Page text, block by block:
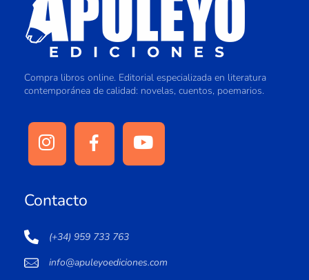
Compra libros online. Editorial especializada en literatura
contemporánea de calidad: novelas, cuentos, poemarios.
Contacto
(+34) 959 733 763
info@apuleyoediciones.com